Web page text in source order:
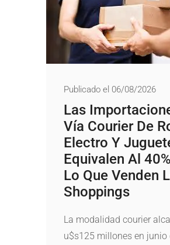
Publicado el 06/08/2026
Las
Vía Courier De
Electro Y
Equivalen Al
Lo Que Venden
Shoppings
La modalidad courier
u$s125 millones en junio